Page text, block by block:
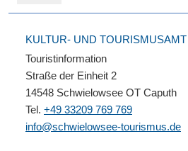
KULTUR- UND TOURISMUSAMT
Touristinformation
Straße der Einheit 2
14548 Schwielowsee OT Caputh
Tel. +49 33209 769 769
info@schwielowsee-tourismus.de